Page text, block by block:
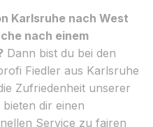
Karlsruhe nach West
nach einem
Dann bist du bei den
Fiedler aus Karlsruhe
Zufriedenheit unserer
dir einen
Service zu fairen